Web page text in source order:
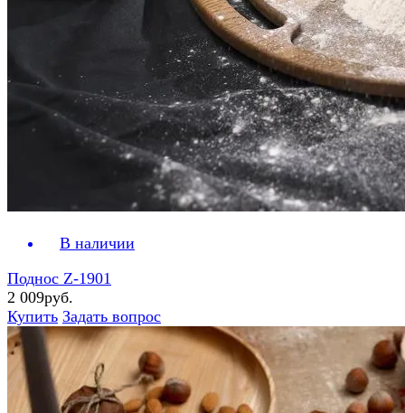
В наличии
Поднос Z-1901
2 009руб.
Купить Задать вопрос